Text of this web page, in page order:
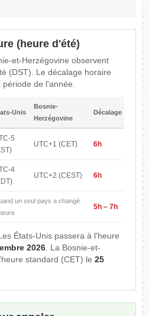
(heure d'été)
et-Herzégovine observent
(DST). Le décalage horaire
période de l'année.
Unis
Bosnie-
Herzégovine
Décalage
5
UTC+1 (CET) 6h
4
UTC+2 (CEST) 6h
un seul pays a changé
5h – 7h
États-Unis passera à l'heure
2026. La Bosnie-et-
standard (CET) le25